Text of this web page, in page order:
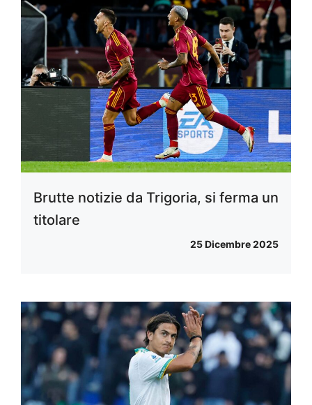
Brutte notizie da Trigoria, si ferma un
titolare
25 Dicembre 2025